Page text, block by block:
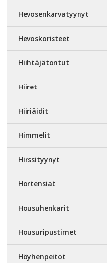
Hevosenkarvatyynyt
Hevoskoristeet
Hiihtäjätontut
Hiiret
Hiiriäidit
Himmelit
Hirssityynyt
Hortensiat
Housuhenkarit
Housuripustimet
Höyhenpeitot